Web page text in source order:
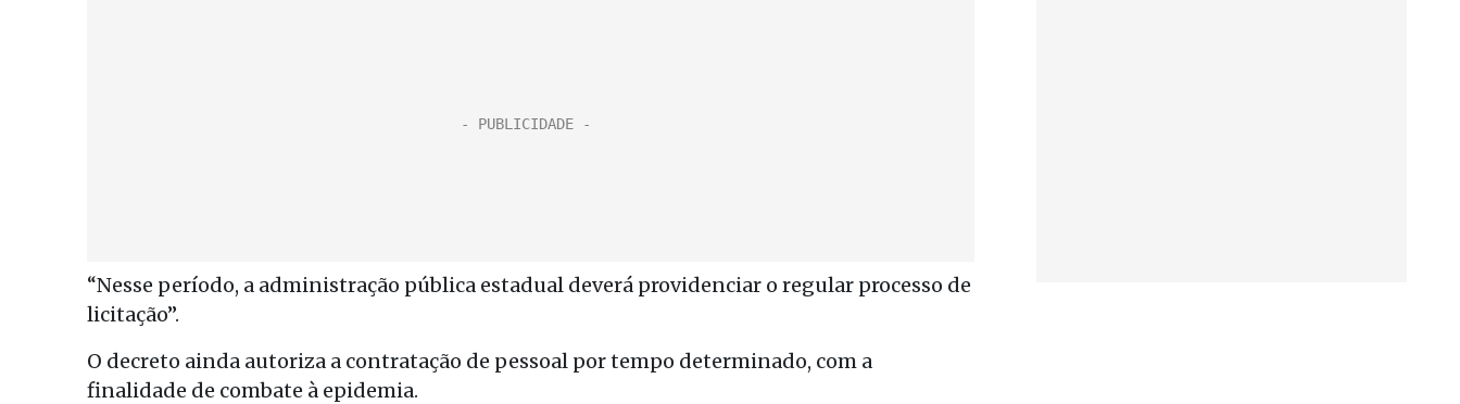
“Nesse período, a administração pública estadual deverá providenciar o regular processo de
licitação”.
O decreto ainda autoriza a contratação de pessoal por tempo determinado, com a
finalidade de combate à epidemia.